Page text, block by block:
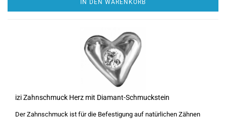
IN DEN WARENKORB
izi Zahnschmuck Herz mit Diamant-Schmuckstein
Der Zahnschmuck ist für die Befestigung auf natürlichen Zähnen